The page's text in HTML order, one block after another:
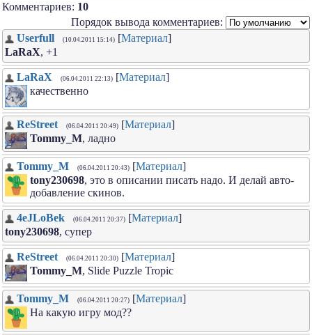
Комментариев: 10
Порядок вывода комментариев:
Userfull
(10.04.2011 15:14) [Материал]
LaRaX, +1
LaRaX (06.04.2011 22:13) [Материал]
качественно
ReStreet (06.04.2011 20:49) [Материал]
Tommy_M, ладно
Tommy_M (06.04.2011 20:43) [Материал]
tony230698, это в описании писать надо. И делай авто-
добавление скинов.
4eJLoBek (06.04.2011 20:37) [Материал]
tony230698, супер
ReStreet (06.04.2011 20:30) [Материал]
Tommy_M, Slide Puzzle Tropic
Tommy_M (06.04.2011 20:27) [Материал]
На какую игру мод??